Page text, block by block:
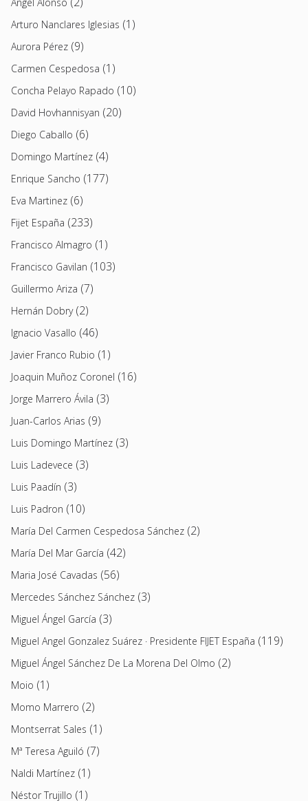
Arturo Nanclares Iglesias (1)
Aurora Pérez (9)
Carmen Cespedosa (1)
Concha Pelayo Rapado (10)
David Hovhannisyan (20)
Diego Caballo (6)
Domingo Martínez (4)
Enrique Sancho (177)
Eva Martinez (6)
Fijet España (233)
Francisco Almagro (1)
Francisco Gavilan (103)
Guillermo Ariza (7)
Hernán Dobry(2)
Ignacio Vasallo (46)
Javier Franco Rubio (1)
Joaquin Muñoz Coronel (16)
Jorge Marrero Ávila (3)
Juan-Carlos Arias (9)
Luis Domingo Martínez (3)
Luis Ladevece (3)
Luis Paadín (3)
Luis Padron (10)
María Del Carmen Cespedosa Sánchez (2)
María Del Mar García (42)
Maria José Cavadas (56)
Mercedes Sánchez Sánchez (3)
Miguel Ángel García (3)
Miguel Angel Gonzalez Suárez · Presidente FIJET España (119)
Miguel Ángel Sánchez De La Morena Del Olmo (2)
Moio (1)
Momo Marrero (2)
Montserrat Sales (1)
Mª Teresa Aguiló (7)
Naldi Martínez (1)
Néstor Trujillo (1)